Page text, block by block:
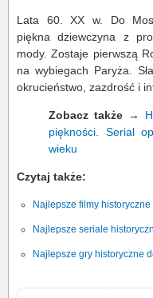
Lata 60. XX w. Do
piękna dziewczyna z
mody. Zostaje pierwszą
na wybiegach Paryża.
okrucieństwo, zazdrość i
Zobacz także →
piękności. Serial
wieku
Czytaj także:
Najlepsze filmy
Najlepsze seriale
Najlepsze gry historyczne